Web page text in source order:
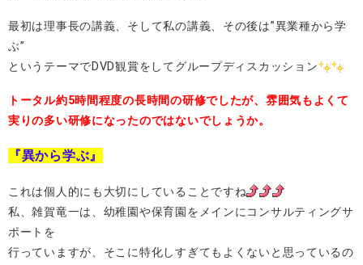
最初は理事長の講義、そして私の講義、その後は”異業種から学
ぶ”
というテーマでDVD観賞をしてグループディスカッション
トータル約5時間程度の長時間の研修でしたが、雰囲気もよくて
実りの多い研修になったのではないでしょうか。
『異から学ぶ』
これは個人的にも大切にしていることですね
私、雑賀竜一は、幼稚園や保育園をメインにコンサルティングサ
ポートを
行っていますが、そこに特化しすぎてもよくないと思っているの